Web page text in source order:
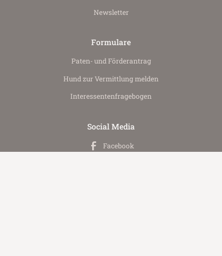
Newsletter
Formulare
Paten- und Förderantrag
Hund zur Vermittlung melden
Interessenten­fragebogen
Social Media
Facebook